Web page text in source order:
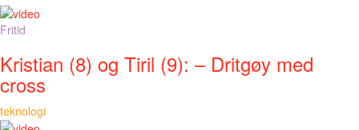
Fritid
Kristian (8) og Tiril (9): – Dritgøy med
cross
teknologi